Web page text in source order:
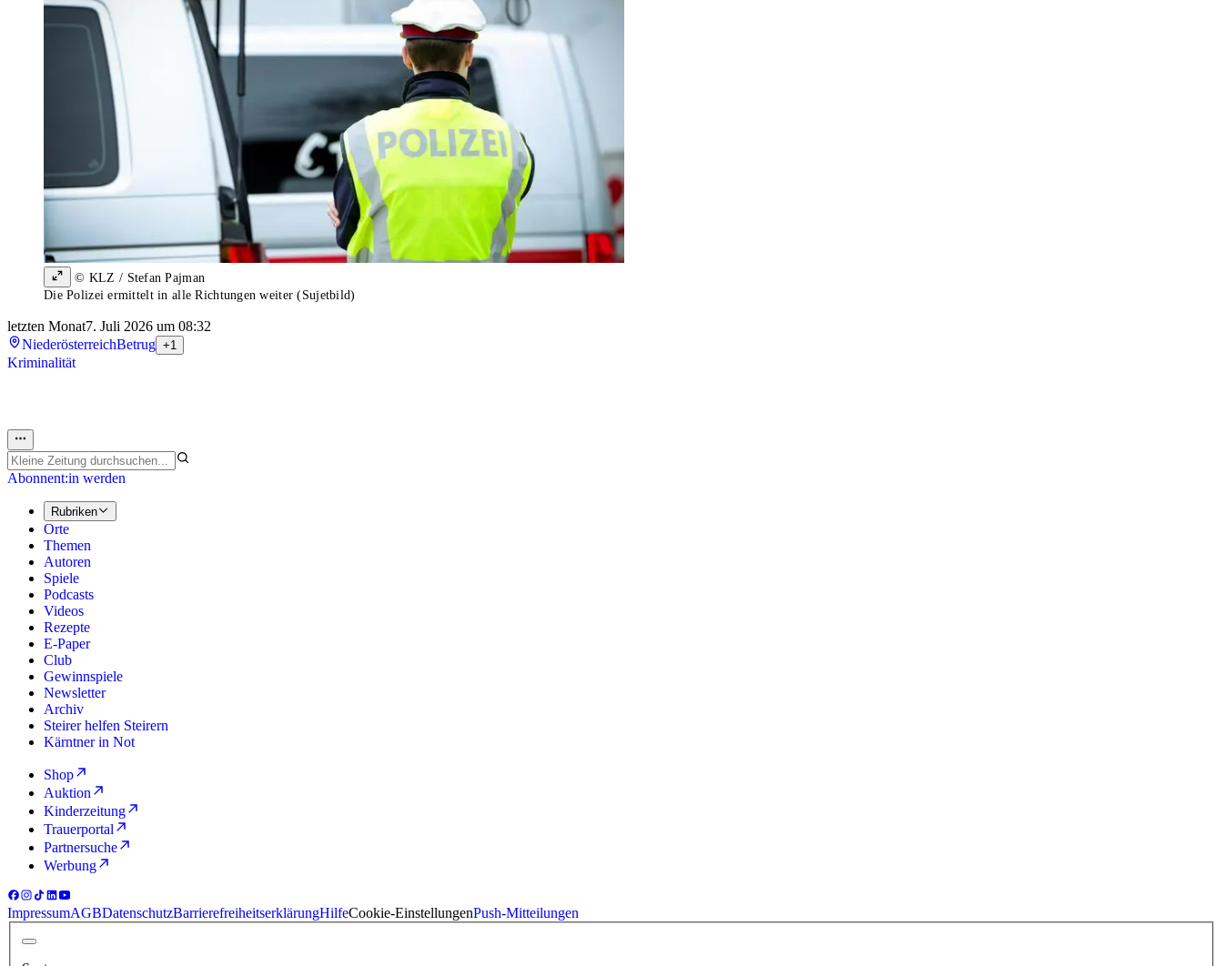
© KLZ / Stefan Pajman
Die Polizei ermittelt in alle Richtungen weiter (Sujetbild)
letzten Monat7. Juli 2026 um 08:32
NiederösterreichBetrug +1
Kriminalität
Abonnent:in werden
Rubriken
Orte
Themen
Autoren
Spiele
Podcasts
Videos
Rezepte
E-Paper
Club
Gewinnspiele
Newsletter
Archiv
Steirer helfen Steirern
Kärntner in Not
Shop
Auktion
Kinderzeitung
Trauerportal
Partnersuche
Werbung
ImpressumAGBDatenschutzBarrierefreiheitserklärungHilfeCookie-EinstellungenPush-Mitteilungen